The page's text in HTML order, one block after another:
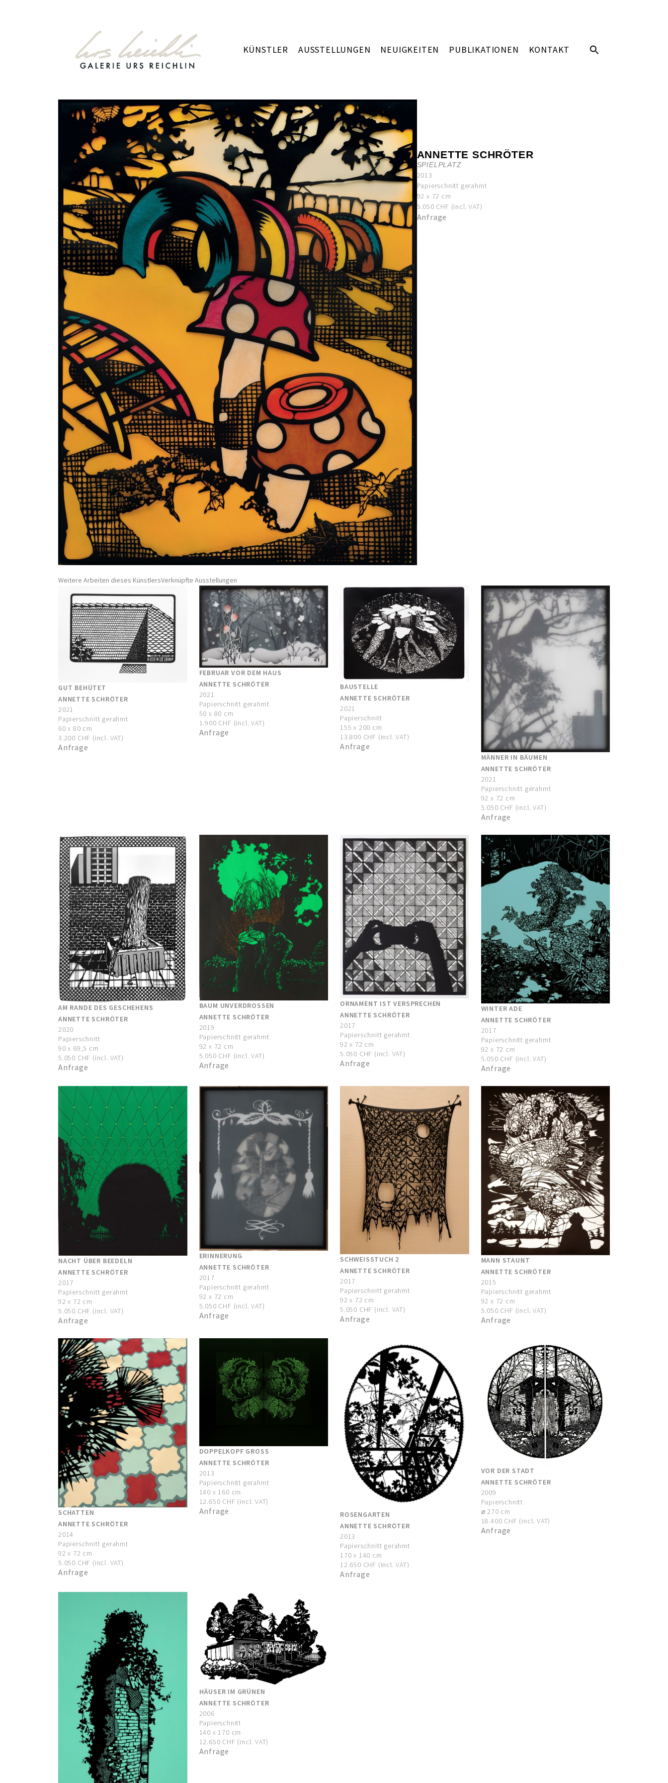
KÜNSTLER AUSSTELLUNGEN NEUIGKEITEN PUBLIKATIONEN KONTAKT
ANNETTE SCHRÖTER
SPIELPLATZ
2013
Papierschnitt gerahmt
92 x 72 cm
5.050 CHF (incl. VAT)
Anfrage
Weitere Arbeiten dieses KünstlersVerknüpfte Ausstellungen
GUT BEHÜTET
ANNETTE SCHRÖTER
2021
Papierschnitt gerahmt
60 x 80 cm
3.200 CHF (incl. VAT)
Anfrage
FEBRUAR VOR DEM HAUS
ANNETTE SCHRÖTER
2021
Papierschnitt gerahmt
50 x 80 cm
1.900 CHF (incl. VAT)
Anfrage
BAUSTELLE
ANNETTE SCHRÖTER
2021
Papierschnitt
155 x 200 cm
13.800 CHF (incl. VAT)
Anfrage
MÄNNER IN BÄUMEN
ANNETTE SCHRÖTER
2021
Papierschnitt gerahmt
92 x 72 cm
5.050 CHF (incl. VAT)
Anfrage
AM RANDE DES GESCHEHENS
ANNETTE SCHRÖTER
2020
Papierschnitt
90 x 69,5 cm
5.050 CHF (incl. VAT)
Anfrage
BAUM UNVERDROSSEN
ANNETTE SCHRÖTER
2019
Papierschnitt gerahmt
92 x 72 cm
5.050 CHF (incl. VAT)
Anfrage
ORNAMENT IST VERSPRECHEN
ANNETTE SCHRÖTER
2017
Papierschnitt gerahmt
92 x 72 cm
5.050 CHF (incl. VAT)
Anfrage
WINTER ADE
ANNETTE SCHRÖTER
2017
Papierschnitt gerahmt
92 x 72 cm
5.050 CHF (incl. VAT)
Anfrage
NACHT ÜBER BEEDELN
ANNETTE SCHRÖTER
2017
Papierschnitt gerahmt
92 x 72 cm
5.050 CHF (incl. VAT)
Anfrage
ERINNERUNG
ANNETTE SCHRÖTER
2017
Papierschnitt gerahmt
92 x 72 cm
5.050 CHF (incl. VAT)
Anfrage
SCHWEISSTUCH 2
ANNETTE SCHRÖTER
2017
Papierschnitt gerahmt
92 x 72 cm
5.050 CHF (incl. VAT)
Anfrage
MANN STAUNT
ANNETTE SCHRÖTER
2015
Papierschnitt gerahmt
92 x 72 cm
5.050 CHF (incl. VAT)
Anfrage
SCHATTEN
ANNETTE SCHRÖTER
2014
Papierschnitt gerahmt
92 x 72 cm
5.050 CHF (incl. VAT)
Anfrage
DOPPELKOPF GROSS
ANNETTE SCHRÖTER
2013
Papierschnitt gerahmt
140 x 160 cm
12.650 CHF (incl. VAT)
Anfrage
ROSENGARTEN
ANNETTE SCHRÖTER
2013
Papierschnitt gerahmt
170 x 140 cm
12.650 CHF (incl. VAT)
Anfrage
VOR DER STADT
ANNETTE SCHRÖTER
2009
Papierschnitt
⌀ 270 cm
18.400 CHF (incl. VAT)
Anfrage
HÄUSER IM GRÜNEN
ANNETTE SCHRÖTER
2006
Papierschnitt
140 x 170 cm
12.650 CHF (incl. VAT)
Anfrage